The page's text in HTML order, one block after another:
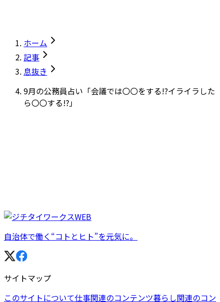
ホーム
記事
息抜き
9月の公務員占い「会議では〇〇をする!?イライラした
ら〇〇する!?」
自治体で働く“コトとヒト”を元気に。
サイトマップ
このサイトについて仕事関連のコンテンツ暮らし関連のコン